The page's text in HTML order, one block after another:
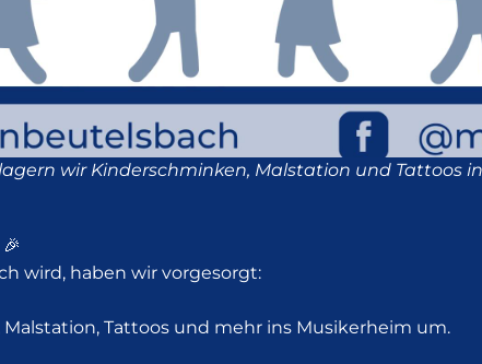
wir Kinderschminken, Malstation und Tattoos
wird, haben wir vorgesorgt:
Tattoos und mehr ins Musikerheim um.